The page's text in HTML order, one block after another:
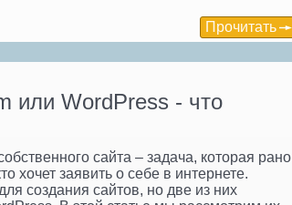
Прочитать
или WordPress - что
сайта – задача, которая рано
хочет заявить о себе в интернете.
создания сайтов, но две из них